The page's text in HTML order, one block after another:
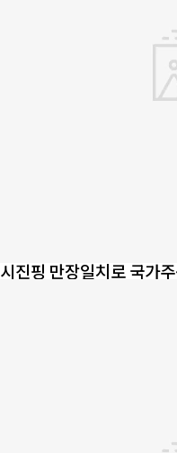
시진핑 만장일치로 국가